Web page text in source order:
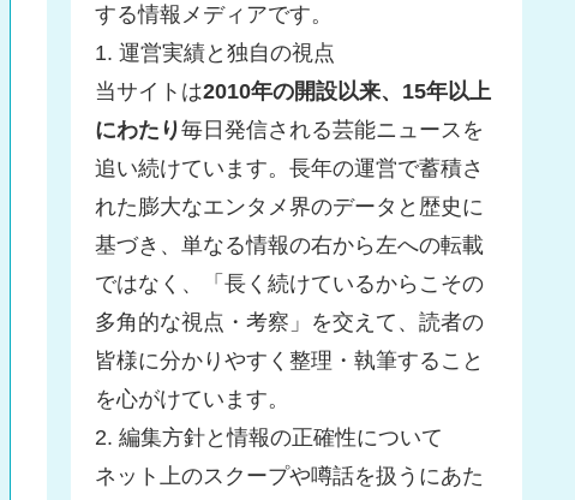
する情報メディアです。
1. 運営実績と独自の視点
当サイトは2010年の開設以来、15年以上
にわたり毎日発信される芸能ニュースを
追い続けています。長年の運営で蓄積さ
れた膨大なエンタメ界のデータと歴史に
基づき、単なる情報の右から左への転載
ではなく、「長く続けているからこその
多角的な視点・考察」を交えて、読者の
皆様に分かりやすく整理・執筆すること
を心がけています。
2. 編集方針と情報の正確性について
ネット上のスクープや噂話を扱うにあた